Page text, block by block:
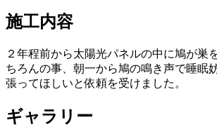
施工内容
２年程前から太陽光パネルの中に鳩が巣
ちろんの事、朝一から鳩の鳴き声で睡眠
張ってほしいと依頼を受けました。
ギャラリー